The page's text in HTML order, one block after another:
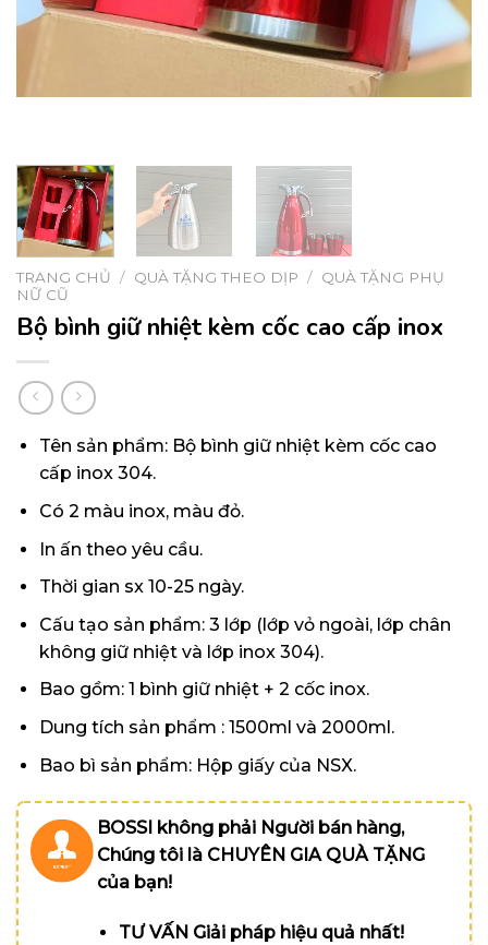
TRANG CHỦ / QUÀ TẶNG THEO DỊP / QUÀ TẶNG PHỤ
NỮ CŨ
Bộ bình giữ nhiệt kèm cốc cao cấp inox
Tên sản phẩm: Bộ bình giữ nhiệt kèm cốc cao
cấp inox 304.
Có 2 màu inox, màu đỏ.
In ấn theo yêu cầu.
Thời gian sx 10-25 ngày.
Cấu tạo sản phẩm: 3 lớp (lớp vỏ ngoài, lớp chân
không giữ nhiệt và lớp inox 304).
Bao gồm: 1 bình giữ nhiệt + 2 cốc inox.
Dung tích sản phẩm : 1500ml và 2000ml.
Bao bì sản phẩm: Hộp giấy của NSX.
BOSSI không phải Người bán hàng,
Chúng tôi là CHUYÊN GIA QUÀ TẶNG
của bạn!
TƯ VẤN Giải pháp hiệu quả nhất!